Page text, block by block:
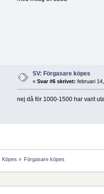
SV: Förgasare köpes
« Svar #6 skrivet: februari
nej då för 1000-1500 har varit
Köpes » Förgasare köpes